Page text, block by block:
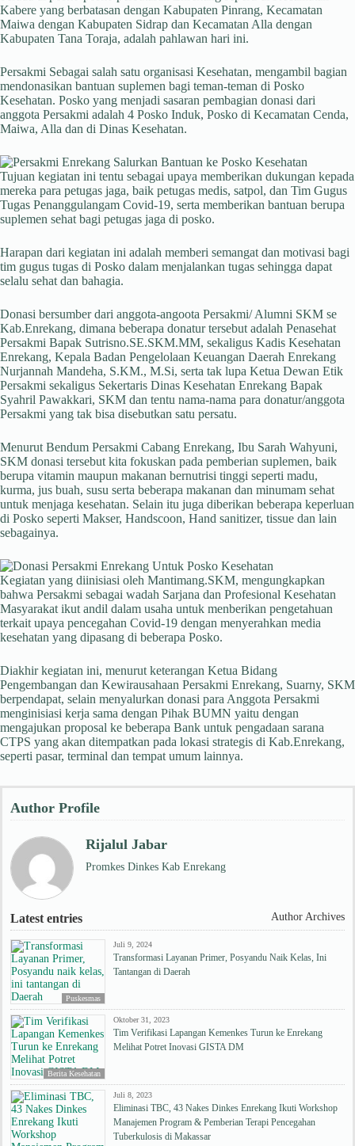
Kabere yang berbatasan dengan Kabupaten Pinrang, Kecamatan
Maiwa dengan Kabupaten Sidrap dan Kecamatan Alla dengan
Kabupaten Tana Toraja, adalah pahlawan hari ini.
Persakmi Sebagai salah satu organisasi Kesehatan, mengambil bagian
mendonasikan bantuan suplemen bagi teman-teman di Posko
Kesehatan. Posko yang menjadi sasaran pembagian donasi dari
anggota Persakmi adalah 4 Posko Induk, Posko di Kecamatan Cenda,
Maiwa, Alla dan di Dinas Kesehatan.
Tujuan kegiatan ini tentu sebagai upaya memberikan dukungan kepada
mereka para petugas jaga, baik petugas medis, satpol, dan Tim Gugus
Tugas Penanggulangam Covid-19, serta memberikan bantuan berupa
suplemen sehat bagi petugas jaga di posko.
Harapan dari kegiatan ini adalah memberi semangat dan motivasi bagi
tim gugus tugas di Posko dalam menjalankan tugas sehingga dapat
selalu sehat dan bahagia.
Donasi bersumber dari anggota-angoota Persakmi/ Alumni SKM se
Kab.Enrekang, dimana beberapa donatur tersebut adalah Penasehat
Persakmi Bapak Sutrisno.SE.SKM.MM, sekaligus Kadis Kesehatan
Enrekang, Kepala Badan Pengelolaan Keuangan Daerah Enrekang
Nurjannah Mandeha, S.KM., M.Si, serta tak lupa Ketua Dewan Etik
Persakmi sekaligus Sekertaris Dinas Kesehatan Enrekang Bapak
Syahril Pawakkari, SKM dan tentu nama-nama para donatur/anggota
Persakmi yang tak bisa disebutkan satu persatu.
Menurut Bendum Persakmi Cabang Enrekang, Ibu Sarah Wahyuni,
SKM donasi tersebut kita fokuskan pada pemberian suplemen, baik
berupa vitamin maupun makanan bernutrisi tinggi seperti madu,
kurma, jus buah, susu serta beberapa makanan dan minumam sehat
untuk menjaga kesehatan. Selain itu juga diberikan beberapa keperluan
di Posko seperti Makser, Handscoon, Hand sanitizer, tissue dan lain
sebagainya.
Kegiatan yang diinisiasi oleh Mantimang.SKM, mengungkapkan
bahwa Persakmi sebagai wadah Sarjana dan Profesional Kesehatan
Masyarakat ikut andil dalam usaha untuk menberikan pengetahuan
terkait upaya pencegahan Covid-19 dengan menyerahkan media
kesehatan yang dipasang di beberapa Posko.
Diakhir kegiatan ini, menurut keterangan Ketua Bidang
Pengembangan dan Kewirausahaan Persakmi Enrekang, Suarny, SKM
berpendapat, selain menyalurkan donasi para Anggota Persakmi
menginisiasi kerja sama dengan Pihak BUMN yaitu dengan
mengajukan proposal ke beberapa Bank untuk pengadaan sarana
CTPS yang akan ditempatkan pada lokasi strategis di Kab.Enrekang,
seperti pasar, terminal dan tempat umum lainnya.
Author Profile
Rijalul Jabar
Promkes Dinkes Kab Enrekang
Latest entries Author Archives
Puskesmas
Juli 9, 2024
Transformasi Layanan Primer, Posyandu Naik Kelas, Ini
Tantangan di Daerah
Berita Kesehatan
Oktober 31, 2023
Tim Verifikasi Lapangan Kemenkes Turun ke Enrekang
Melihat Potret Inovasi GISTA DM
Juli 8, 2023
Eliminasi TBC, 43 Nakes Dinkes Enrekang Ikuti Workshop
Manajemen Program & Pemberian Terapi Pencegahan
Tuberkulosis di Makassar